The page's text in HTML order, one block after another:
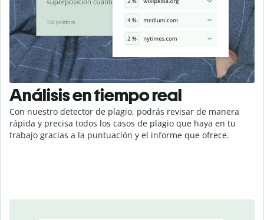
Análisis en tiempo real
Con nuestro detector de plagio, podrás revisar de manera
rápida y precisa todos los casos de plagio que haya en tu
trabajo gracias a la puntuación y el informe que ofrece.